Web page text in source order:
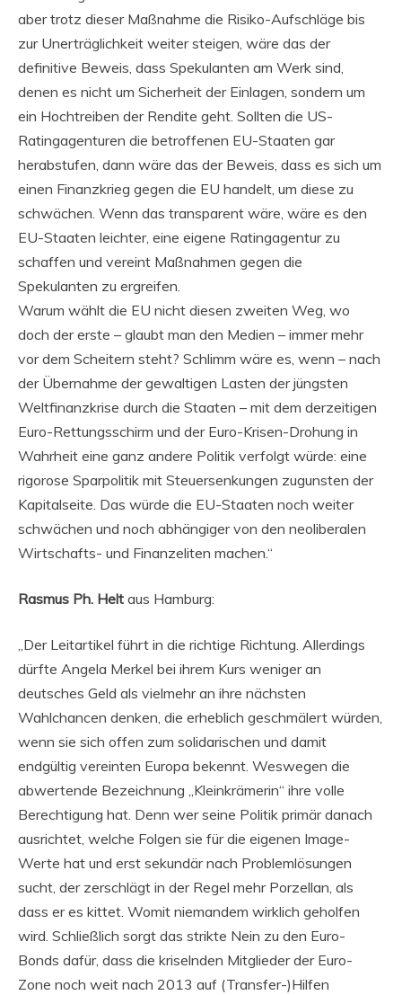
aber trotz dieser Maßnahme die Risiko-Aufschläge bis
zur Unerträglichkeit weiter steigen, wäre das der
definitive Beweis, dass Spekulanten am Werk sind,
denen es nicht um Sicherheit der Einlagen, sondern um
ein Hochtreiben der Rendite geht. Sollten die US-
Ratingagenturen die betroffenen EU-Staaten gar
herabstufen, dann wäre das der Beweis, dass es sich um
einen Finanzkrieg gegen die EU handelt, um diese zu
schwächen. Wenn das transparent wäre, wäre es den
EU-Staaten leichter, eine eigene Ratingagentur zu
schaffen und vereint Maßnahmen gegen die
Spekulanten zu ergreifen.
Warum wählt die EU nicht diesen zweiten Weg, wo
doch der erste – glaubt man den Medien – immer mehr
vor dem Scheitern steht? Schlimm wäre es, wenn – nach
der Übernahme der gewaltigen Lasten der jüngsten
Weltfinanzkrise durch die Staaten – mit dem derzeitigen
Euro-Rettungsschirm und der Euro-Krisen-Drohung in
Wahrheit eine ganz andere Politik verfolgt würde: eine
rigorose Sparpolitik mit Steuersenkungen zugunsten der
Kapitalseite. Das würde die EU-Staaten noch weiter
schwächen und noch abhängiger von den neoliberalen
Wirtschafts- und Finanzeliten machen.“
Rasmus Ph. Helt aus Hamburg:
„Der Leitartikel führt in die richtige Richtung. Allerdings
dürfte Angela Merkel bei ihrem Kurs weniger an
deutsches Geld als vielmehr an ihre nächsten
Wahlchancen denken, die erheblich geschmälert würden,
wenn sie sich offen zum solidarischen und damit
endgültig vereinten Europa bekennt. Weswegen die
abwertende Bezeichnung „Kleinkrämerin“ ihre volle
Berechtigung hat. Denn wer seine Politik primär danach
ausrichtet, welche Folgen sie für die eigenen Image-
Werte hat und erst sekundär nach Problemlösungen
sucht, der zerschlägt in der Regel mehr Porzellan, als
dass er es kittet. Womit niemandem wirklich geholfen
wird. Schließlich sorgt das strikte Nein zu den Euro-
Bonds dafür, dass die kriselnden Mitglieder der Euro-
Zone noch weit nach 2013 auf (Transfer-)Hilfen